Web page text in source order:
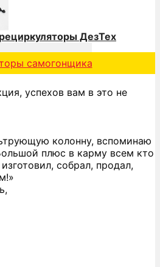
ДезТех
самогонщика
успехов вам в это не
колонну, вспоминаю
плюс в карму всем кто
собрал, продал,